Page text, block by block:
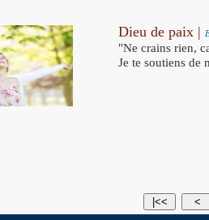
Dieu de paix |
"Ne crains rien,
Je te soutiens de
|<< <